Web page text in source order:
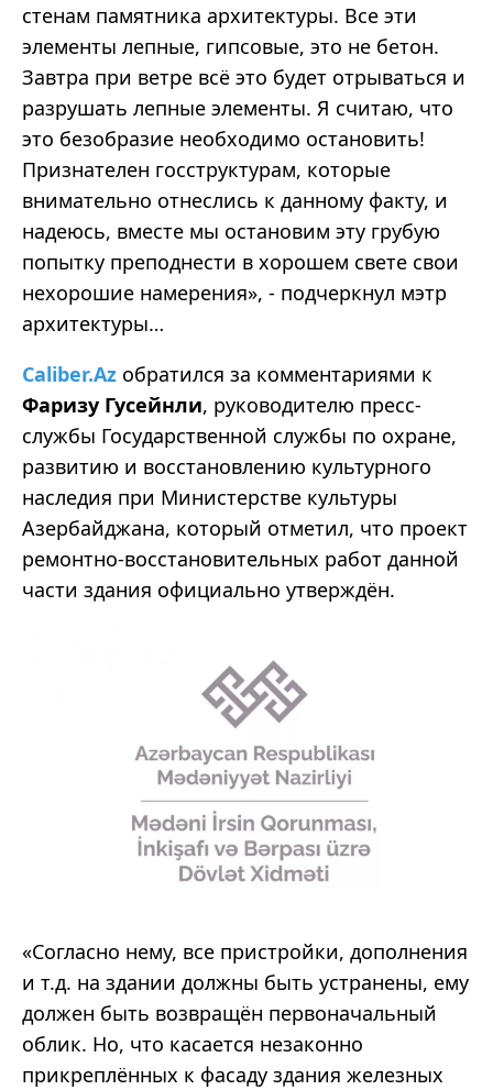
стенам памятника архитектуры. Все эти
элементы лепные, гипсовые, это не бетон.
Завтра при ветре всё это будет отрываться и
разрушать лепные элементы. Я считаю, что
это безобразие необходимо остановить!
Признателен госструктурам, которые
внимательно отнеслись к данному факту, и
надеюсь, вместе мы остановим эту грубую
попытку преподнести в хорошем свете свои
нехорошие намерения», - подчеркнул мэтр
архитектуры…
Caliber.Az обратился за комментариями к
Фаризу Гусейнли, руководителю пресс-
службы Государственной службы по охране,
развитию и восстановлению культурного
наследия при Министерстве культуры
Азербайджана, который отметил, что проект
ремонтно-восстановительных работ данной
части здания официально утверждён.
«Согласно нему, все пристройки, дополнения
и т.д. на здании должны быть устранены, ему
должен быть возвращён первоначальный
облик. Но, что касается незаконно
прикреплённых к фасаду здания железных